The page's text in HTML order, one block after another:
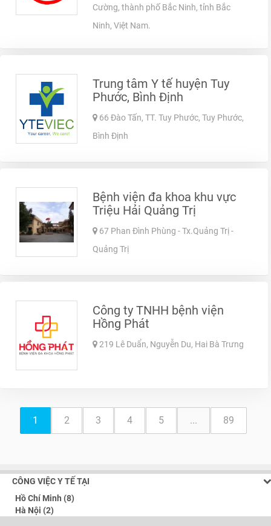
Cường, thành phố Bắc Ninh, tỉnh Bắc
Ninh, Việt Nam.
Trung tâm Y tế huyện Tuy
Phước, Bình Định
66 Đào Tấn, TT. Tuy Phước, Tuy Phước,
Bình Định
Bệnh viện đa khoa khu vực
Triệu Hải Quảng Trị
67 Phan Đình Phùng - Tx.Quảng Trị -
Quảng Trị
Công ty TNHH bệnh viện
Hồng Phát
219 Lê Duẩn, Nguyễn Du, Hai Bà Trưng
1 2 3 4 5 ... 89
CÔNG VIỆC Y TẾ TẠI
Hồ Chí Minh (8)
Hà Nội (2)